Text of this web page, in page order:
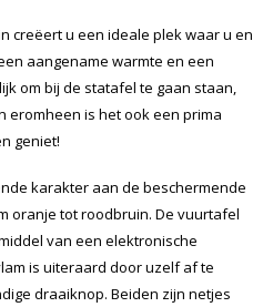
creëert u een ideale plek waar u en
aangename warmte en een
om bij de statafel te gaan staan,
eromheen is het ook een prima
geniet!
karakter aan de beschermende
oranje tot roodbruin. De vuurtafel
van een elektronische
is uiteraard door uzelf af te
draaiknop. Beiden zijn netjes